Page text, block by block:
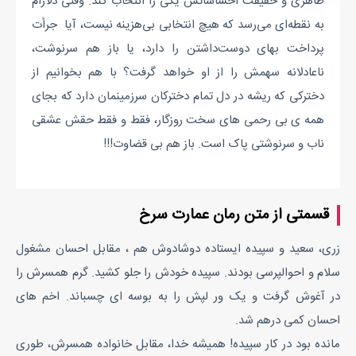
به نقطه‌ای می‌رسد که هیچ انتخابی بی‌هزینه نیست، آیا جرأت
پرداخت بهای دوست‌داشتن را دارد، یا باز هم سرنوشت،
ناعادلانه سهمش را از او خواهد گرفت؟ با هم بخوانیم از
دخترکی که ریشه در دل تمام دخترکان سرزمینمان دارد که بجای
همه ی بی رحمی های سخت روزگار، فقط و فقط حقش عشقی
ناب و سرنوشتی پاک است. باز هم بی قضاوت!!!
قسمتی از متن رمان عمارت سرخ
زری، سعید و سپیده ایستاده دوشادوش هم ، مقابل احسان مشغول
سلام و احوالپرسی بودند. سپیده خودش را جلو کشید. گرم همسرش را
در آغوش گرفت و یک ور لپش را به بوسه ای چسباند. اخم های
احسان کمی درهم شد.
مانده بود در کار سپیده! همیشه خدا، مقابل خانواده همسرش، طوری